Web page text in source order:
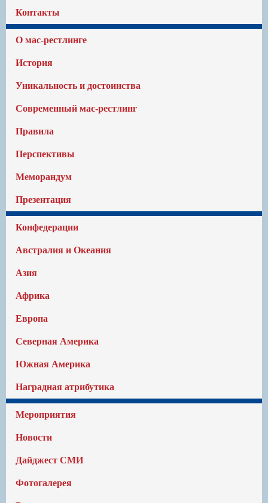
Контакты
О мас-рестлинге
История
Уникальность и достоинства
Современный мас-рестлинг
Правила
Перспективы
Меморандум
Презентация
Конфедерации
Австралия и Океания
Азия
Африка
Европа
Северная Америка
Южная Америка
Наградная атрибутика
Мероприятия
Новости
Дайджест СМИ
Фотогалерея